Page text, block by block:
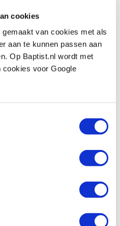
cookies
van cookies met als
aan te kunnen passen aan
Op Baptist.nl wordt met
cookies voor Google
btw
voor schuurbal
voor opblaasbare